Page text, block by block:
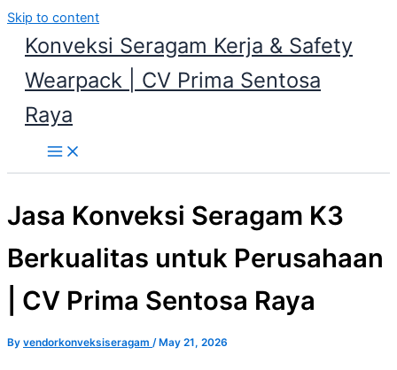
Skip to content
Konveksi Seragam Kerja & Safety
Wearpack | CV Prima Sentosa
Raya
Jasa Konveksi Seragam K3
Berkualitas untuk Perusahaan
| CV Prima Sentosa Raya
By vendorkonveksiseragam / May 21, 2026